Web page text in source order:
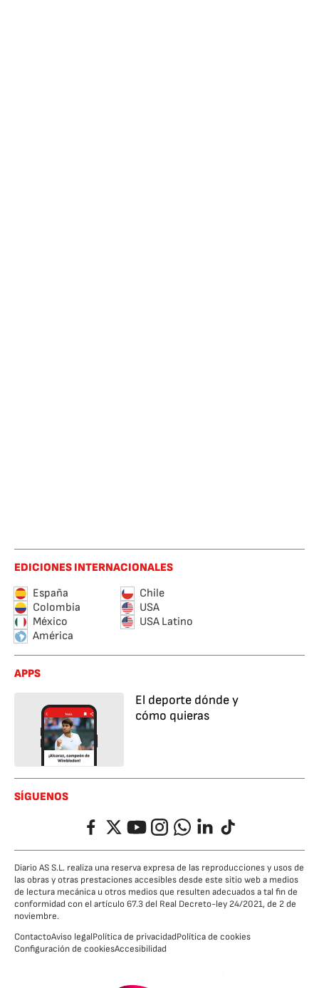
EDICIONES INTERNACIONALES
España
Chile
Colombia
USA
México
USA Latino
América
APPS
El deporte dónde y
cómo quieras
SÍGUENOS
FacebookTwitterYouTubeInstagramWhatsappLinkedIn
TikTok
Diario AS S.L. realiza una reserva expresa de las reproducciones y usos de
las obras y otras prestaciones accesibles desde este sitio web a medios
de lectura mecánica u otros medios que resulten adecuados a tal fin de
conformidad con el artículo 67.3 del Real Decreto-ley 24/2021, de 2 de
noviembre.
ContactoAviso legalPolítica de privacidadPolítica de cookies
Configuración de cookiesAccesibilidad